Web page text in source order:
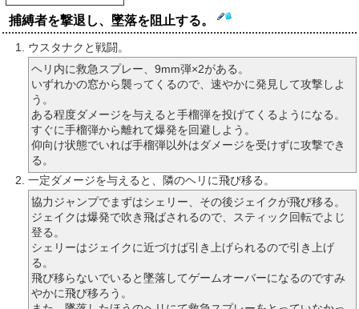
捕縛者を撃退し、墜落を阻止する。
ウスタナクと戦闘。
ヘリ内に救急スプレー、9mm弾×2がある。
いずれかの窓から襲ってくるので、速やかに発見して攻撃しよ
う。
ある程度ダメージを与えると手榴弾を投げてくるようになる。
すぐに手榴弾から離れて爆発を回避しよう。
仰向け状態でいれば手榴弾以外はダメージを受けずに攻撃でき
る。
一定ダメージを与えると、隣のヘリに飛び移る。
協力ジャンプでまずはシェリー、その後ジェイクが飛び移る。
ジェイクは爆発で吹き飛ばされるので、スティック回転でよじ
登る。
シェリーはジェイクに近づけば引き上げられるので引き上げ
る。
飛び移らないでいると墜落してゲームオーバーになるのですみ
やかに飛び移ろう。